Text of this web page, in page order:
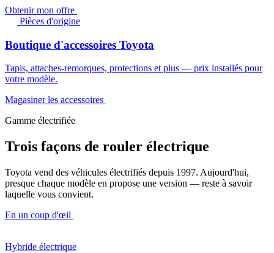
Obtenir mon offre
Pièces d'origine
Boutique d'accessoires Toyota
Tapis, attaches-remorques, protections et plus — prix installés pour
votre modèle.
Magasiner les accessoires
Gamme électrifiée
Trois façons de rouler électrique
Toyota vend des véhicules électrifiés depuis 1997. Aujourd'hui,
presque chaque modèle en propose une version — reste à savoir
laquelle vous convient.
En un coup d'œil
Hybride électrique